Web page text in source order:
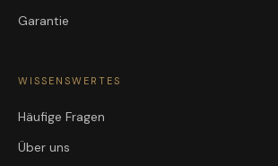
Garantie
WISSENSWERTES
Häufige Fragen
Über uns